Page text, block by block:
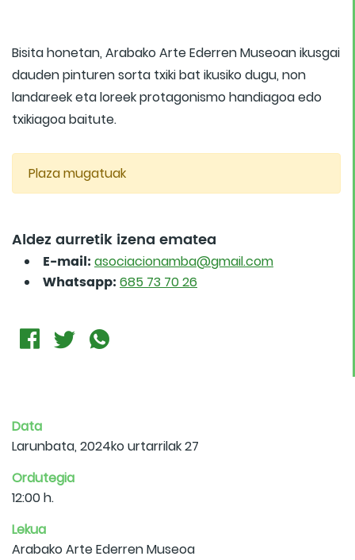
Bisita honetan, Arabako Arte Ederren Museoan ikusgai
dauden pinturen sorta txiki bat ikusiko dugu, non
landareek eta loreek protagonismo handiagoa edo
txikiagoa baitute.
Plaza mugatuak
Aldez aurretik izena ematea
E-mail: asociacionamba@gmail.com
Whatsapp: 685 73 70 26
Data
Larunbata, 2024ko urtarrilak 27
Ordutegia
12:00 h.
Lekua
Arabako Arte Ederren Museoa